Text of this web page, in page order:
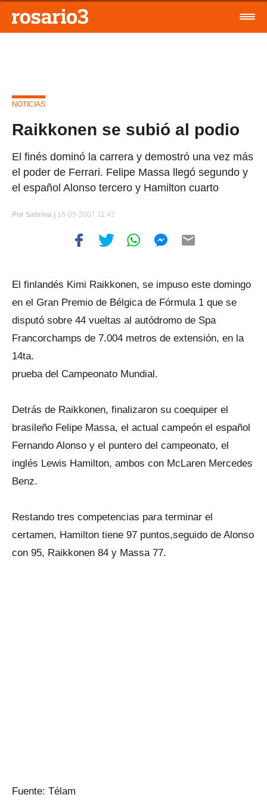
NOTICIAS
Raikkonen se subió al podio
El finés dominó la carrera y demostró una vez más
el poder de Ferrari. Felipe Massa llegó segundo y
el español Alonso tercero y Hamilton cuarto
Por Sabrina | 16-09-2007 11:42
El finlandés Kimi Raikkonen, se impuso este domingo
en el Gran Premio de Bélgica de Fórmula 1 que se
disputó sobre 44 vueltas al autódromo de Spa
Francorchamps de 7.004 metros de extensión, en la
14ta.
prueba del Campeonato Mundial.
Detrás de Raikkonen, finalizaron su coequiper el
brasileño Felipe Massa, el actual campeón el español
Fernando Alonso y el puntero del campeonato, el
inglés Lewis Hamilton, ambos con McLaren Mercedes
Benz.
Restando tres competencias para terminar el
certamen, Hamilton tiene 97 puntos,seguido de Alonso
con 95, Raikkonen 84 y Massa 77.
Fuente: Télam